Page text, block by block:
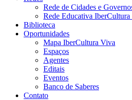
Rede de Cidades e
Rede Educativa
Biblioteca
Oportunidades
Mapa IberCultura Viva
Espaços
Agentes
Editais
Eventos
Banco de Saberes
Contato